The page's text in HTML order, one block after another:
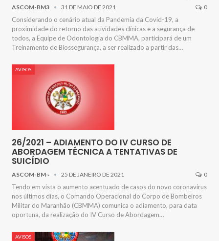
ASCOM-BM3 31 DE MAIO DE 2021 0
Considerando o cenário atual da Pandemia da Covid-19, a
proximidade do retorno das atividades clínicas e a segurança de
todos, a Equipe de Odontologia do CBMMA, participará de um
Treinamento de Biossegurança, a ser realizado a partir das…
AVISOS
26/2021 – ADIAMENTO DO IV CURSO DE
ABORDAGEM TÉCNICA A TENTATIVAS DE
SUICÍDIO
ASCOM-BM¬ 25 DE JANEIRO DE 2021 0
Tendo em vista o aumento acentuado de casos do novo coronavírus
nos últimos dias, o Comando Operacional do Corpo de Bombeiros
Militar do Maranhão (CBMMA) comunica o adiamento, para data
oportuna, da realização do IV Curso de Abordagem…
AVISOS